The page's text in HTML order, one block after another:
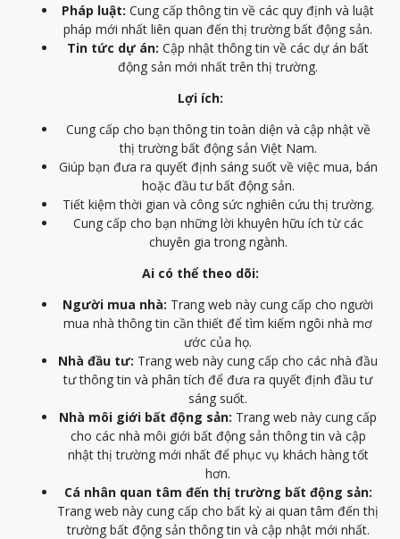
Pháp luật: Cung cấp thông tin về các quy định và luật
pháp mới nhất liên quan đến thị trường bất động sản.
Tin tức dự án: Cập nhật thông tin về các dự án bất
động sản mới nhất trên thị trường.
Lợi ích:
Cung cấp cho bạn thông tin toàn diện và cập nhật về
thị trường bất động sản Việt Nam.
Giúp bạn đưa ra quyết định sáng suốt về việc mua, bán
hoặc đầu tư bất động sản.
Tiết kiệm thời gian và công sức nghiên cứu thị trường.
Cung cấp cho bạn những lời khuyên hữu ích từ các
chuyên gia trong ngành.
Ai có thể theo dõi:
Người mua nhà: Trang web này cung cấp cho người
mua nhà thông tin cần thiết để tìm kiếm ngôi nhà mơ
ước của họ.
Nhà đầu tư: Trang web này cung cấp cho các nhà đầu
tư thông tin và phân tích để đưa ra quyết định đầu tư
sáng suốt.
Nhà môi giới bất động sản: Trang web này cung cấp
cho các nhà môi giới bất động sản thông tin và cập
nhật thị trường mới nhất để phục vụ khách hàng tốt
hơn.
Cá nhân quan tâm đến thị trường bất động sản:
Trang web này cung cấp cho bất kỳ ai quan tâm đến thị
trường bất động sản thông tin và cập nhật mới nhất.